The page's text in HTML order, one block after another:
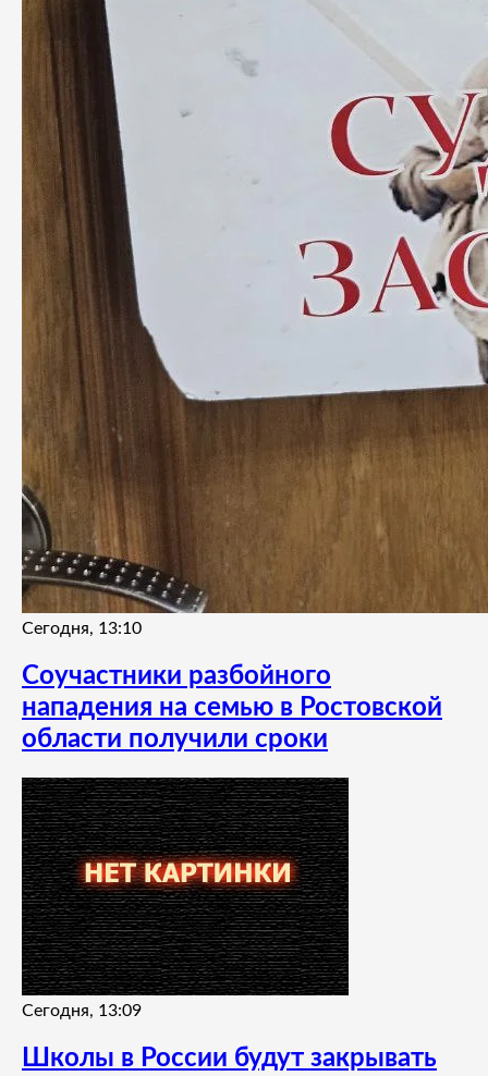
Сегодня, 13:10
Соучастники разбойного
нападения на семью в Ростовской
области получили сроки
Сегодня, 13:09
Школы в России будут закрывать